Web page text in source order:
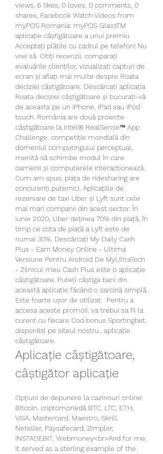
views, 6 likes, 0 loves, 0 comments, 0
shares, Facebook Watch Videos from
myPOS Romania: myPOS GlassTM
aplicație câștigătoare a unui premiu
Acceptați plățile cu cadrul pe telefon! Nu
vrei să. Citiți recenzii, comparați
evaluările clienților, vizualizați capturi de
ecran și aflați mai multe despre Roata
deciziei câștigătoare. Descărcați aplicația
Roata deciziei câștigătoare și bucurați-vă
de aceasta pe un iPhone, iPad sau iPod
touch. România are două proiecte
câștigătoare la Intel® RealSense™ App
Challenge, competiție mondială din
domeniul computingului perceptual,
menită să schimbe modul în care
oamenii și computerele interacționează.
Cum am spus, piața de ridesharing are
concurenți puternici. Aplicațiile de
rezervare de taxi Uber și Lyft sunt cele
mai mari companii din acest sector. În
iunie 2020, Uber deținea 70% din piață, în
timp ce cota de piață a Lyft este de
numai 30%. Descărcați My Daily Cash
Plus - Earn Money Online - Ultima
Versiune Pentru Android De MyUltraTech
- Zilnicul meu Cash Plus este o aplicație
câștigătoare. Puteți câștiga bani din
această aplicație făcând o sarcină simplă.
Este foarte ușor de utilizat.  Pentru a
accesa aceste promoii, va trebui sa fii la
curent cu fiecare Cod bonus Sportingbet,
disponibil pe siteul nostru., aplicație
câștigătoare.
Aplicație câștigătoare,
câștigător aplicație
Opțiuni de depunere la cazinouri online:
Bitcoin, criptomonedă BTC, LTC, ETH,
VISA, Mastercard, Maestro, Skrill,
Neteller, Paysafecard, Zimpler,
INSTADEBIT, Webmoney<br>And for me,
it served as a sterling example of the